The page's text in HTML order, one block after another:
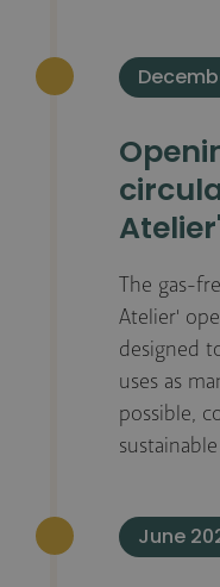
Atelier'
The gas-
Atelier'
designed
uses as
possible,
June